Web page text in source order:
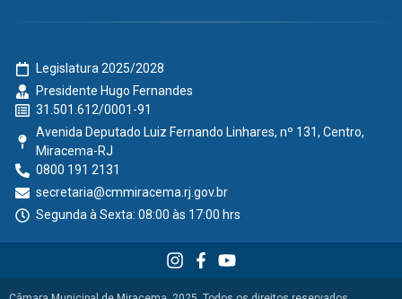
Legislatura 2025/2028
Presidente Hugo Fernandes
31.501.612/0001-91
Avenida Deputado Luiz Fernando Linhares, nº 131, Centro,
Miracema-RJ
0800 191 2131
secretaria@cmmiracema.rj.gov.br
Segunda à Sexta: 08:00 às 17:00 hrs